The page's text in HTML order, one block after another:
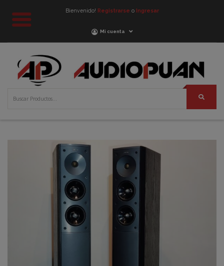
Bienvenido! Registrarse o Ingresar
Mi cuenta